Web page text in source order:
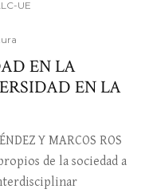
UE
EN LA
EN LA
Y MARCOS ROS
de la sociedad a